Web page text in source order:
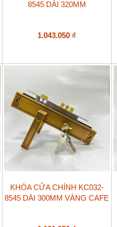
8545 DÀI 320MM
1.043.050 ₫
KHÓA CỬA CHÍNH KC032-
8545 DÀI 300MM VÀNG CAFE